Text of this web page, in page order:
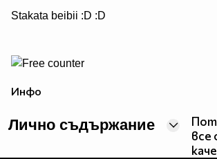
Stakata beibii :D :D
Инфо
Лично съдържание
все